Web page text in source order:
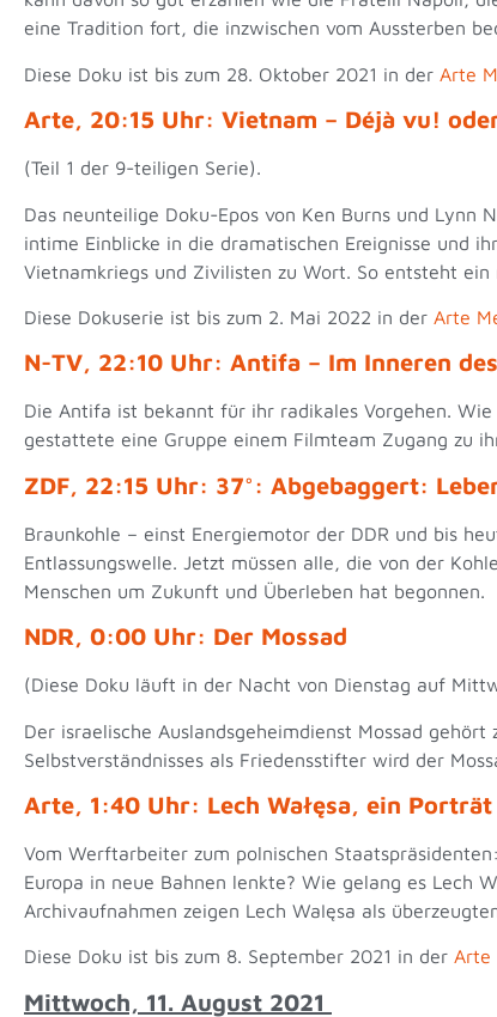
eine Tradition fort, die inzwischen vom Aussterben
Diese Doku ist bis zum 28. Oktober 2021 in der Arte
Arte, 20:15 Uhr: Vietnam – Déjà vu!
(Teil 1 der 9-teiligen Serie).
Das neunteilige Doku-Epos von Ken Burns und
intime Einblicke in die dramatischen Ereignisse und
Vietnamkriegs und Zivilisten zu Wort. So entsteht
Diese Dokuserie ist bis zum 2. Mai 2022 in der Arte
N-TV, 22:10 Uhr: Antifa – Im Inneren
Die Antifa ist bekannt für ihr radikales Vorgehen.
gestattete eine Gruppe einem Filmteam Zugang zu
ZDF, 22:15 Uhr: 37°: Abgebaggert:
Braunkohle – einst Energiemotor der DDR und bis
Entlassungswelle. Jetzt müssen alle, die von der
Menschen um Zukunft und Überleben hat begonnen.
NDR, 0:00 Uhr: Der Mossad
(Diese Doku läuft in der Nacht von Dienstag auf
Der israelische Auslandsgeheimdienst Mossad
Selbstverständnisses als Friedensstifter wird der
Arte, 1:40 Uhr: Lech Wałęsa, ein Porträt
Vom Werftarbeiter zum polnischen
Europa in neue Bahnen lenkte? Wie gelang es Lech
Archivaufnahmen zeigen Lech WaIęsa als
Diese Doku ist bis zum 8. September 2021 in der Arte
Mittwoch, 11. August 2021